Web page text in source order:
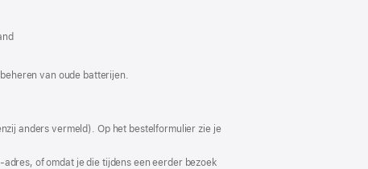
van oude batterijen.
anders vermeld). Op het bestelformulier zie je
of omdat je die tijdens een eerder bezoek